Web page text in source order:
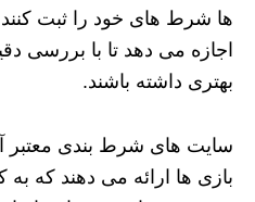
ها شرط‌ های خود را ثبت کنند
اجازه می‌ دهد تا با بررسی
بهتری داشته باشند.
سایت‌ های شرط‌ بندی معتبر
بازی‌ ها ارائه می‌ دهند که